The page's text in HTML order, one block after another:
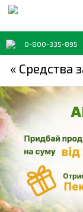
0-800-335-895
« Средства